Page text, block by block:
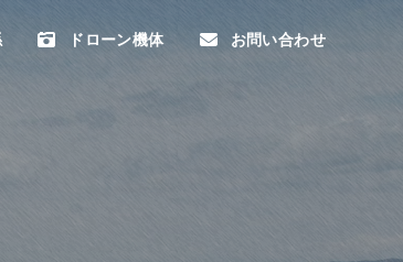
ドローン機体 お問い合わせ